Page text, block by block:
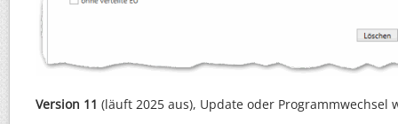
Version 11 (läuft 2025 aus), Update oder